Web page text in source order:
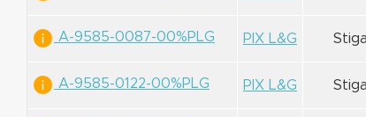
A-9585-0087-00%PLG PIX L&G Stiga
A-9585-0122-00%PLG PIX L&G Stiga